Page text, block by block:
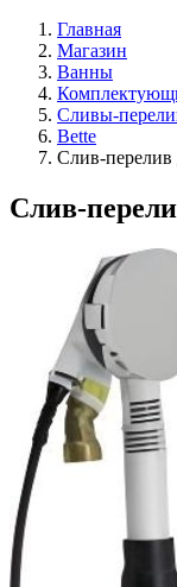
Главная
Магазин
Ванны
Сливы-
Bette
Слив-
Слив-